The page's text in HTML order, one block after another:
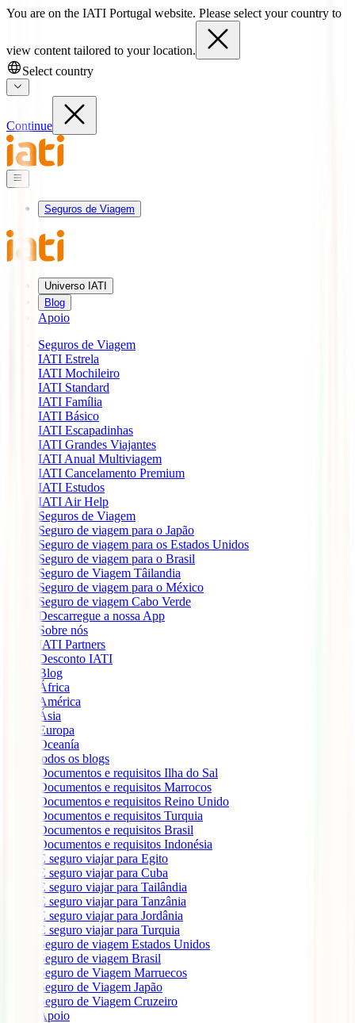
You are on the IATI Portugal website. Please select your country to
view content tailored to your location.
Select country
Continue
Seguros de Viagem
Universo IATI
Blog
Apoio
Seguros de Viagem
IATI Estrela
IATI Mochileiro
IATI Standard
IATI Família
IATI Básico
IATI Escapadinhas
IATI Grandes Viajantes
IATI Anual Multiviagem
IATI Cancelamento Premium
IATI Estudos
IATI Air Help
Seguros de Viagem
Seguro de viagem para o Japão
Seguro de viagem para os Estados Unidos
Seguro de viagem para o Brasil
Seguro de Viagem Tâilandia
Seguro de viagem para o México
Seguro de viagem Cabo Verde
Descarregue a nossa App
Sobre nós
IATI Partners
Desconto IATI
Blog
África
América
Ásia
Europa
Oceanía
todos os blogs
Documentos e requisitos Ilha do Sal
Documentos e requisitos Marrocos
Documentos e requisitos Reino Unido
Documentos e requisitos Turquia
Documentos e requisitos Brasil
Documentos e requisitos Indonésia
É seguro viajar para Egito
É seguro viajar para Cuba
É seguro viajar para Tailândia
É seguro viajar para Tanzânia
É seguro viajar para Jordânia
É seguro viajar para Turquia
Seguro de viagem Estados Unidos
Seguro de viagem Brasil
Seguro de Viagem Marruecos
Seguro de Viagem Japão
Seguro de Viagem Cruzeiro
Apoio